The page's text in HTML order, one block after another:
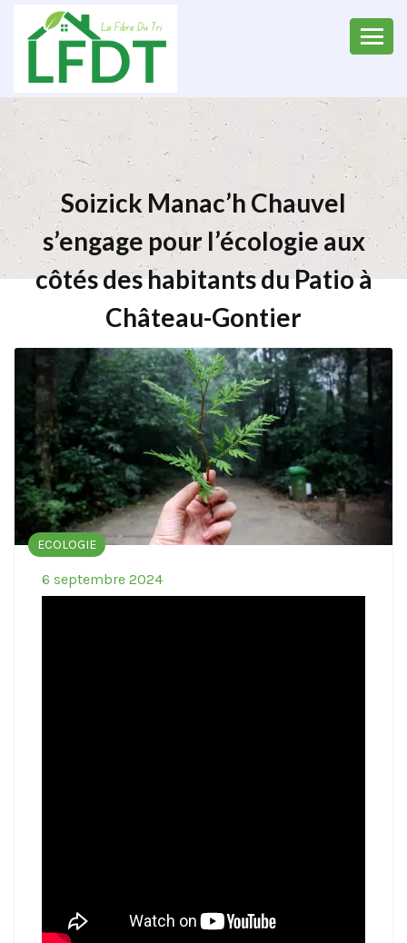
Soizick Manac’h Chauvel
s’engage pour l’écologie aux
côtés des habitants du Patio à
Château-Gontier
ECOLOGIE
6 septembre 2024